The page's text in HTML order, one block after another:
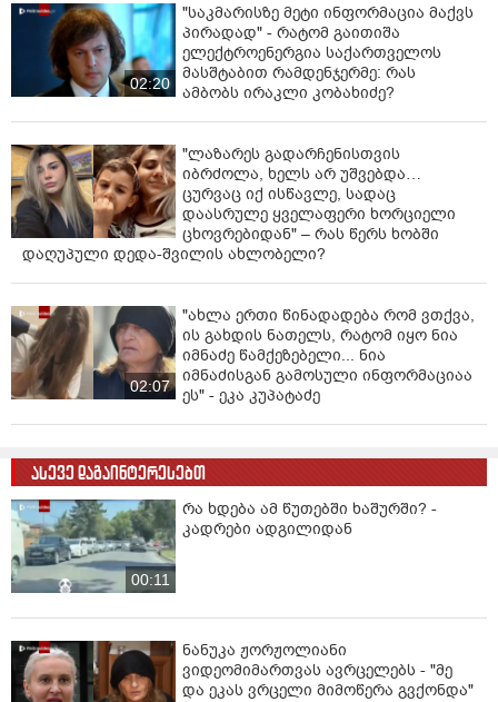
02:20
"საკმარისზე მეტი ინფორმაცია მაქვს
პირადად" - რატომ გაითიშა
ელექტროენერგია საქართველოს
მასშტაბით რამდენჯერმე: რას
ამბობს ირაკლი კობახიძე?
"ლაზარეს გადარჩენისთვის
იბრძოლა, ხელს არ უშვებდა…
ცურვაც იქ ისწავლე, სადაც
დაასრულე ყველაფერი ხორციელი
ცხოვრებიდან" – რას წერს ხობში
დაღუპული დედა-შვილის ახლობელი?
02:07
"ახლა ერთი წინადადება რომ ვთქვა,
ის გახდის ნათელს, რატომ იყო ნია
იმნაძე წამქეზებელი... ნია
იმნაძისგან გამოსული ინფორმაციაა
ეს" - ეკა კუპატაძე
ასევე დაგაინტერესებთ
00:11
რა ხდება ამ წუთებში ხაშურში? -
კადრები ადგილიდან
ნანუკა ჟორჟოლიანი
ვიდეომიმართვას ავრცელებს - "მე
და ეკას ვრცელი მიმოწერა გვქონდა"